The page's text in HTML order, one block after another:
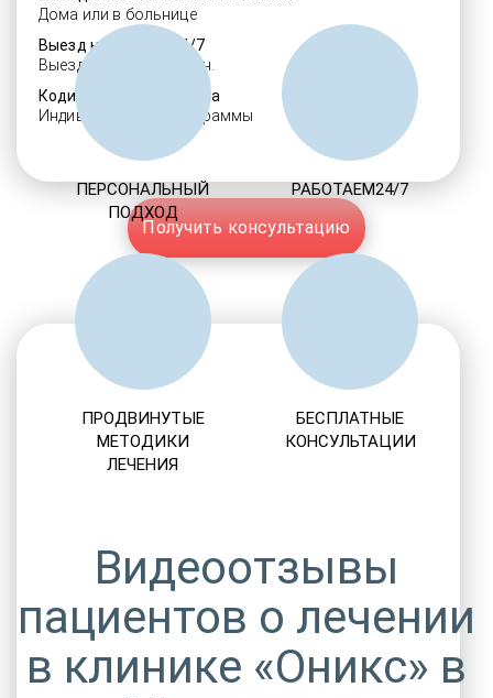
Дома или в больнице
Выезд нарколога 24/7
Выезд в течение 30 мин.
Кодировка алкоголизма
Индивидуальные программы
Получить консультацию
ПЕРСОНАЛЬНЫЙ
ПОДХОД
РАБОТАЕМ24/7
ПРОДВИНУТЫЕ
МЕТОДИКИ
ЛЕЧЕНИЯ
БЕСПЛАТНЫЕ
КОНСУЛЬТАЦИИ
Видеоотзывы
пациентов о лечении
в клинике «Оникс» в